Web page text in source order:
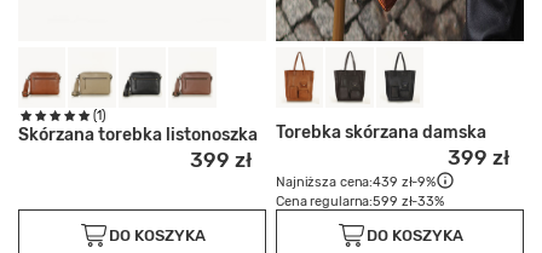
(1)
Skórzana torebka listonoszka
399 zł
DO KOSZYKA
Torebka skórzana damska
399 zł
Najniższa cena:439 zł-9%
Cena regularna:599 zł-33%
DO KOSZYKA